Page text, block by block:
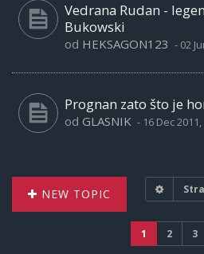
Vedrana Rudan -
Bukowski
od HEKSAGON123 - 02
Prognan zato što je
od GLASNIK - 16 Dec
NEW TOPIC
1 2 3